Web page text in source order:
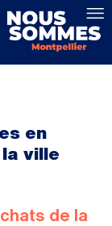
en
ville
de la